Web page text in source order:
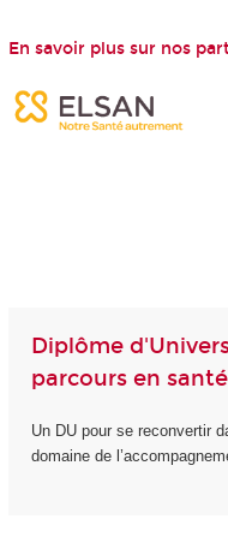
En savoir plus sur nos
Diplôme
parcours en santé
Un DU pour se reconvertir
domaine de